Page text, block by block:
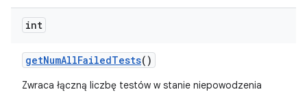
int
getNumAllFailedTests()
Zwraca łączną liczbę testów w stanie niepowodzenia